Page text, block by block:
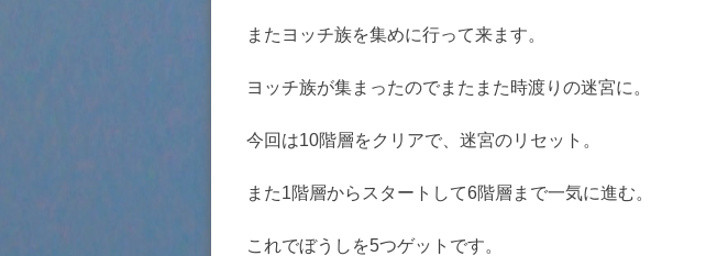
またヨッチ族を集めに行って来ます。
ヨッチ族が集まったのでまたまた時渡りの迷宮に。
今回は10階層をクリアで、迷宮のリセット。
また1階層からスタートして6階層まで一気に進む。
これでぼうしを5つゲットです。